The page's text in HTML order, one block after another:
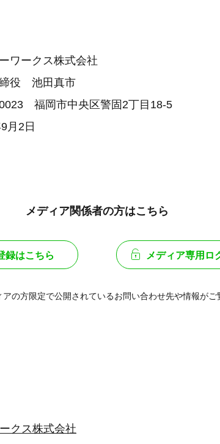
クス株式会社
池田真市
福岡市中央区警固2丁目18-5
2日
メディア関係者の方はこちら
録はこちら メディア専用ロ
アの方限定で公開されているお問い合わせ先や情報がご
クス株式会社